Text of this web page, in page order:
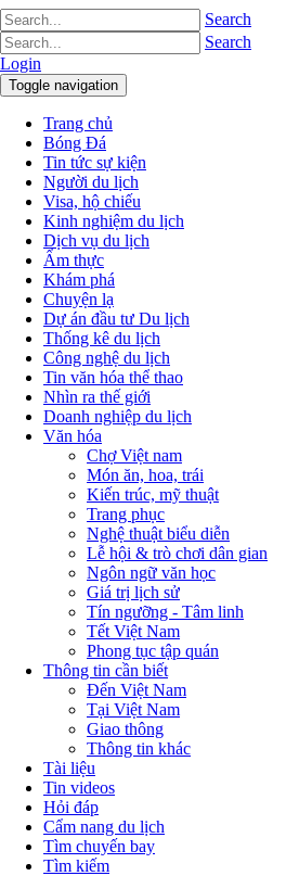
Search
Search
Login
Toggle navigation
Trang chủ
Bóng Đá
Tin tức sự kiện
Người du lịch
Visa, hộ chiếu
Kinh nghiệm du lịch
Dịch vụ du lịch
Ẩm thực
Khám phá
Chuyện lạ
Dự án đầu tư Du lịch
Thống kê du lịch
Công nghệ du lịch
Tin văn hóa thể thao
Nhìn ra thế giới
Doanh nghiệp du lịch
Văn hóa
Chợ Việt nam
Món ăn, hoa, trái
Kiến trúc, mỹ thuật
Trang phục
Nghệ thuật biểu diễn
Lễ hội & trò chơi dân gian
Ngôn ngữ văn học
Giá trị lịch sử
Tín ngưỡng - Tâm linh
Tết Việt Nam
Phong tục tập quán
Thông tin cần biết
Đến Việt Nam
Tại Việt Nam
Giao thông
Thông tin khác
Tài liệu
Tin videos
Hỏi đáp
Cẩm nang du lịch
Tìm chuyến bay
Tìm kiếm